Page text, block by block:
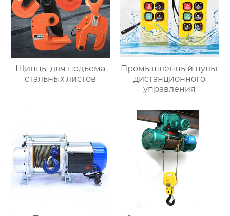
Щипцы для подъема
стальных листов
Промышленный пульт
дистанционного
управления